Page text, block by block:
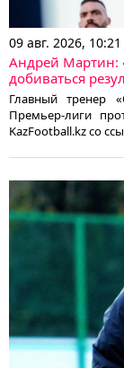
09 авг. 2026, 10:21
Андрей Мартин:
добиваться
Главный тренер
Премьер-лиги
KazFootball.kz со